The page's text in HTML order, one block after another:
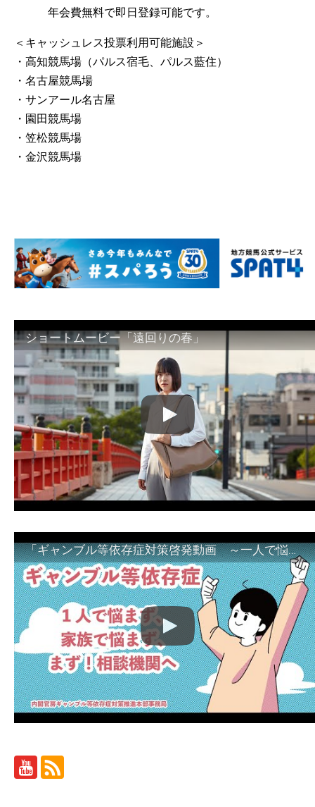
年会費無料で即日登録可能です。
＜キャッシュレス投票利用可能施設＞
・高知競馬場（パルス宿毛、パルス藍住）
・名古屋競馬場
・サンアール名古屋
・園田競馬場
・笠松競馬場
・金沢競馬場
ショートムービー「遠回りの春」
「ギャンブル等依存症対策啓発動画 ～一人で悩まず、家族で悩まず、まず！相談機関へ～」